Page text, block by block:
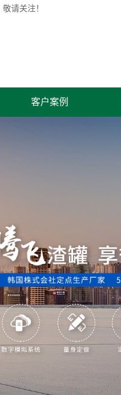
请关注！
客户案例